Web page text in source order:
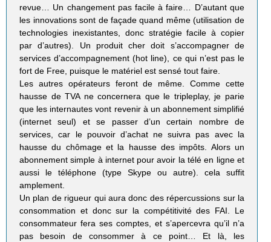
revue… Un changement pas facile à faire… D’autant que
les innovations sont de façade quand même (utilisation de
technologies inexistantes, donc stratégie facile à copier
par d’autres). Un produit cher doit s’accompagner de
services d’accompagnement (hot line), ce qui n’est pas le
fort de Free, puisque le matériel est sensé tout faire.
Les autres opérateurs feront de même. Comme cette
hausse de TVA ne concernera que le tripleplay, je parie
que les internautes vont revenir à un abonnement simplifié
(internet seul) et se passer d’un certain nombre de
services, car le pouvoir d’achat ne suivra pas avec la
hausse du chômage et la hausse des impôts. Alors un
abonnement simple à internet pour avoir la télé en ligne et
aussi le téléphone (type Skype ou autre). cela suffit
amplement.
Un plan de rigueur qui aura donc des répercussions sur la
consommation et donc sur la compétitivité des FAI. Le
consommateur fera ses comptes, et s’apercevra qu’il n’a
pas besoin de consommer à ce point… Et là, les